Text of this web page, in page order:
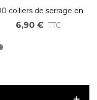
colliers de serrage en
nylon 4,8x200mm
6,90 € TTC